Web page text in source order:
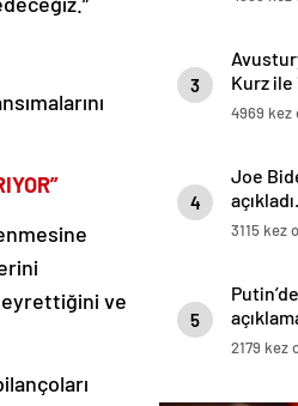
ve
3
Kurz
4969 kez
4
Joe
3115 kez
5
2179 kez